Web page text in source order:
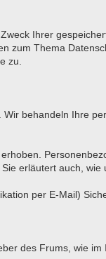
Ihrer
Thema
zu.
behandeln Ihre
erläutert auch, wie
per E-Mail)
des Frums, wie im